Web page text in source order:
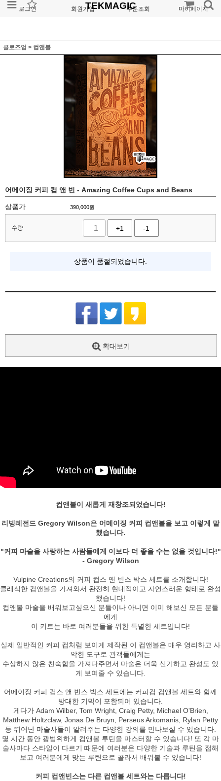
로그인 회원가입 주문조회 마이페이지
TEKMAGIC
클로즈업 > 컵앤볼
어메이징 커피 컵 앤 빈 - Amazing Coffee Cups and Beans
상품가 390,000원
수량 +1 -1
상품이 품절되었습니다.
확대보기
컵앤볼이 새롭게 재창조되었습니다!
리빙레전드 Gregory Wilson은 어메이징 커피 컵앤볼을 보고 이렇게 말
했습니다.
"커피 마술을 사랑하는 사람들에게 이보다 더 좋을 수는 없을 것입니다!"
- Gregory Wilson
Vulpine Creations의 커피 컵스 앤 빈스 박스 세트를 소개합니다!
클래식한 컵앤볼을 가져와서 완전히 현대적이고 자연스러운 형태로 완성
했습니다!
컵앤볼 마술을 배워보고싶으신 분들이나 아니면 이미 해보신 모든 분들
에게
이 키트는 바로 여러분들을 위한 특별한 세트입니다!
실제 일반적인 커피 컵처럼 보이게 제작된 이 컵앤볼은 매우 영리하고 사
악한 도구로 관객들에게는
수상하지 않은 친숙함을 가져다주면서 마술은 더욱 신기하고 완성도 있
게 보여줄 수 있습니다.
어메이징 커피 컵스 앤 빈스 박스 세트에는 커피컵 컵앤볼 세트와 함께
방대한 기믹이 포함되어 있습니다.
게다가 Adam Wilber, Tom Wright, Craig Petty, Michael O'Brien,
Matthew Holtzclaw, Jonas De Bruyn, Perseus Arkomanis, Rylan Petty
등 뛰어난 마술사들이 알려주는 다양한 강의를 만나보실 수 있습니다.
몇 시간 동안 광범위하게 컵앤볼 루틴을 마스터할 수 있습니다! 또 각 마
술사마다 스타일이 다르기 때문에 여러분은 다양한 기술과 루틴을 접해
보고 여러분에게 맞는 루틴으로 골라서 배워볼 수 있습니다!
커피 컵앤빈스는 다른 컵앤볼 세트와는 다릅니다!